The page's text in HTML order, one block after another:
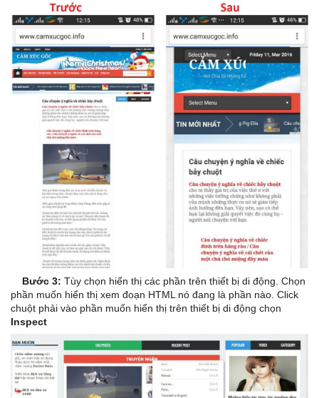
Bước 3: Tùy chọn hiển thị các phần trên thiết bị di động. Chọn
phần muốn hiển thị xem đoạn HTML nó đang là phần nào. Click
chuột phải vào phần muốn hiển thị trên thiết bị di động chọn
Inspect